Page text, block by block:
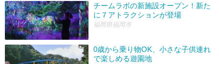
チームラボの新施設オープン！新た
に７アトラクションが登場
福岡県福岡市
0歳から乗り物OK、小さな子供連れ
で楽しめる遊園地